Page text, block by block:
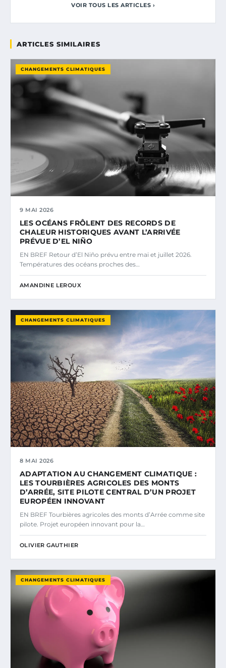
VOIR TOUS LES ARTICLES ›
ARTICLES SIMILAIRES
CHANGEMENTS CLIMATIQUES
9 MAI 2026
LES OCÉANS FRÔLENT DES RECORDS DE
CHALEUR HISTORIQUES AVANT L’ARRIVÉE
PRÉVUE D’EL NIÑO
EN BREF Retour d’El Niño prévu entre mai et juillet 2026.
Températures des océans proches des…
AMANDINE LEROUX
CHANGEMENTS CLIMATIQUES
8 MAI 2026
ADAPTATION AU CHANGEMENT CLIMATIQUE :
LES TOURBIÈRES AGRICOLES DES MONTS
D’ARRÉE, SITE PILOTE CENTRAL D’UN PROJET
EUROPÉEN INNOVANT
EN BREF Tourbières agricoles des monts d’Arrée comme site
pilote. Projet européen innovant pour la…
OLIVIER GAUTHIER
CHANGEMENTS CLIMATIQUES